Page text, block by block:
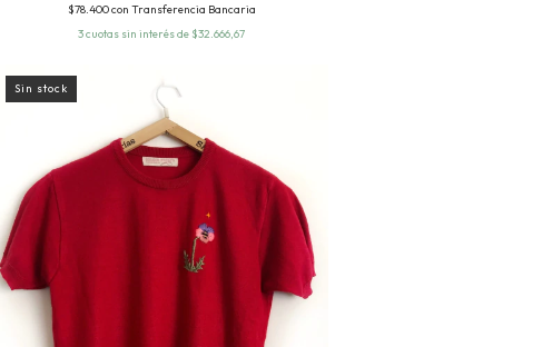
$78.400con Transferencia Bancaria
3cuotas sin interés de $32.666,67
Sin stock